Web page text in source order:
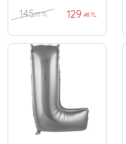
145,35 TL 129 ,48 TL